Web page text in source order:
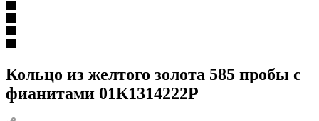
Кольцо из желтого золота 585 пробы с
фианитами 01К1314222Р